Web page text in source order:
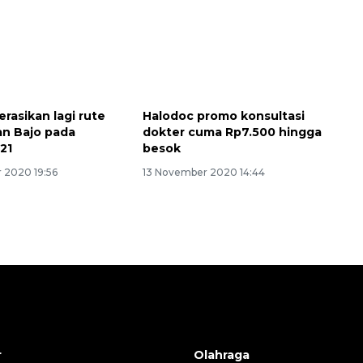
lagi rute
Bajo pada
2020 19:56
Halodoc promo konsultasi
dokter cuma Rp7.500 hingga
besok
13 November 2020 14:44
Olahraga